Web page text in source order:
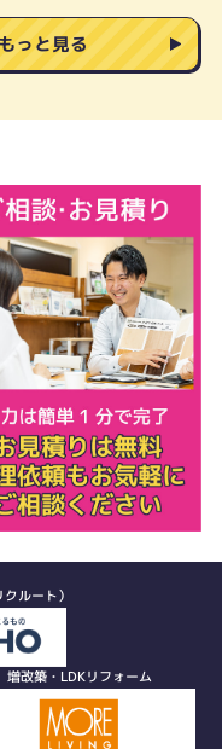
っと見る
ルート）
増改築・LDKリフォーム